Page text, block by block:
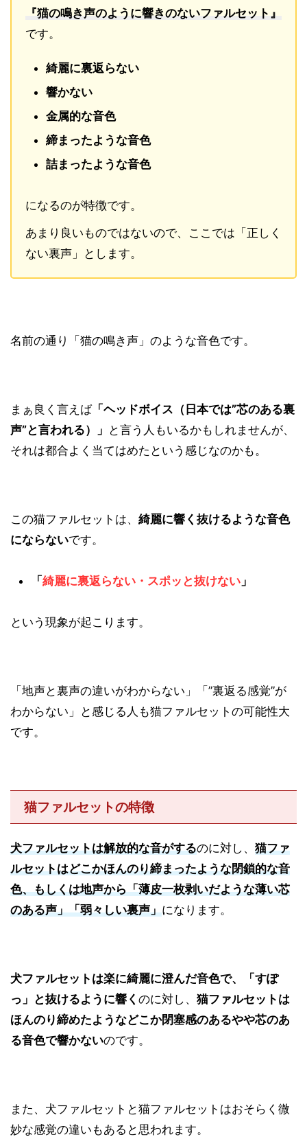
『猫の鳴き声のように響きのないファルセット』
です。
綺麗に裏返らない
響かない
金属的な音色
締まったような音色
詰まったような音色
になるのが特徴です。
あまり良いものではないので、ここでは「正しく
ない裏声」とします。
名前の通り「猫の鳴き声」のような音色です。
まぁ良く言えば「ヘッドボイス（日本では”芯のある裏
声”と言われる）」 と言う人もいるかもしれませんが、
それは都合よく当てはめたという感じなのかも。
この猫ファルセットは、 綺麗に響く抜けるような音色
にならないです。
「綺麗に裏返らない・スポッと抜けない 」
という現象が起こります。
「地声と裏声の違いがわからない」「”裏返る感覚”が
わからない」と感じる人も猫ファルセットの可能性大
です。
猫ファルセットの特徴
犬ファルセットは解放的な音がするのに対し、 猫ファ
ルセットはどこかほんのり締まったような閉鎖的な音
色、もしくは地声から「薄皮一枚剥いだような薄い芯
のある声」「弱々しい裏声」になります。
犬ファルセットは楽に綺麗に澄んだ音色で、「すぽ
っ」と抜けるように響く のに対し、 猫ファルセットは
ほんのり締めたようなどこか閉塞感のあるやや芯のあ
る音色で響かないのです。
また、犬ファルセットと猫ファルセットはおそらく微
妙な感覚の違いもあると思われます。